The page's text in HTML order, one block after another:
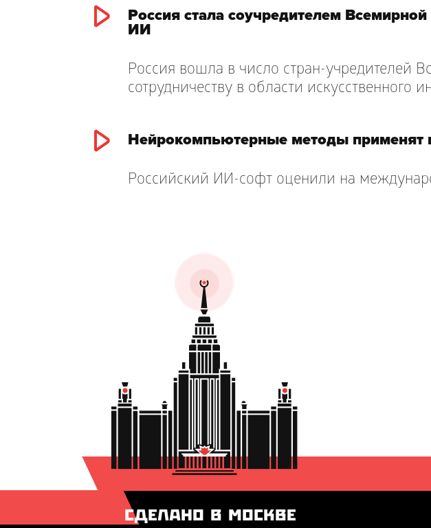
Россия стала соучредителем
ИИ
Россия вошла в число стран-учредителей
сотрудничеству в области искусственного
Нейрокомпьютерные методы применят
Российский ИИ-софт оценили на
СДЕЛАНО В МОСКВЕ